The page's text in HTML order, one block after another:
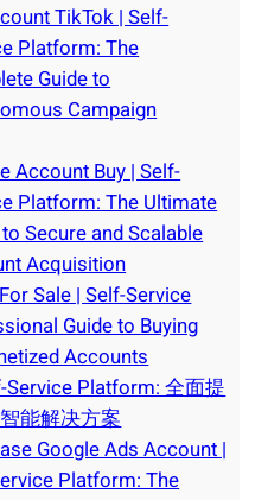
TikTok | Self-
Platform: The
Guide to
Campaign
Account Buy | Self-
Platform: The Ultimate
Secure and Scalable
Acquisition
Sale | Self-Service
Guide to Buying
Accounts
Service Platform: 全面提
能解决方案
Google Ads Account |
Platform: The